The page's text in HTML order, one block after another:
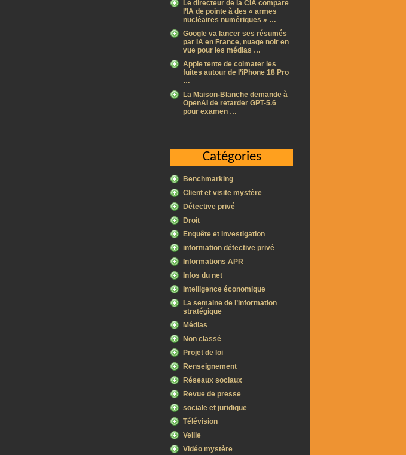
Le directeur de la CIA compare
l’IA de pointe à des « armes
nucléaires numériques » …
Google va lancer ses résumés
par IA en France, nuage noir en
vue pour les médias …
Apple tente de colmater les
fuites autour de l’iPhone 18 Pro
…
La Maison-Blanche demande à
OpenAI de retarder GPT-5.6
pour examen …
Catégories
Benchmarking
Client et visite mystère
Détective privé
Droit
Enquête et investigation
information détective privé
Informations APR
Infos du net
Intelligence économique
La semaine de l’information
stratégique
Médias
Non classé
Projet de loi
Renseignement
Réseaux sociaux
Revue de presse
sociale et juridique
Télévision
Veille
Vidéo mystère